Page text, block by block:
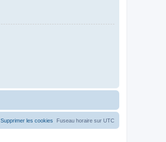
Fuseau horaire sur UTC
Supprimer les cookies